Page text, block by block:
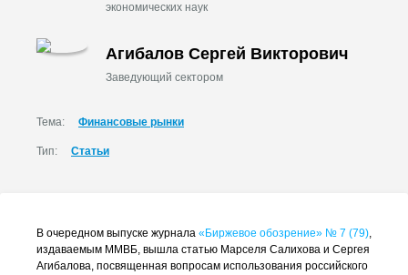
экономических наук
Агибалов Сергей Викторович
Заведующий сектором
Тема: Финансовые рынки
Тип: Статьи
В очередном выпуске журнала «Биржевое обозрение» № 7 (79),
издаваемым ММВБ, вышла статью Марселя Салихова и Сергея
Агибалова, посвященная вопросам использования российского